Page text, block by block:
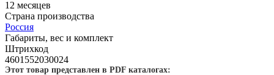
12 месяцев
Страна производства
Россия
Габариты, вес и комплект
Штрихкод
4601552030024
Этот товар представлен в PDF каталогах: